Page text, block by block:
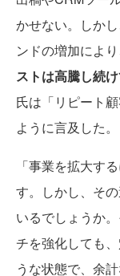
かせない。しか
ンドの増加によ
ストは高騰し続
氏は「リピート
ように言及した。
「事業を拡大す
す。しかし、そ
いるでしょうか
チを強化しても
うな状態で、余